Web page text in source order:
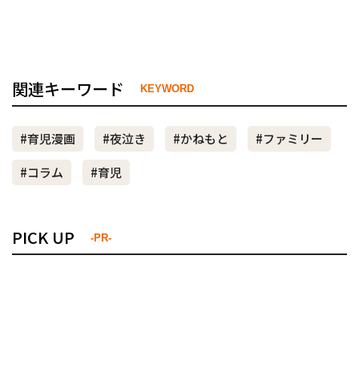
関連キーワード KEYWORD
#育児漫画 #夜泣き #かねもと
#ファミリー
#コラム
#育児
PICK UP -PR-